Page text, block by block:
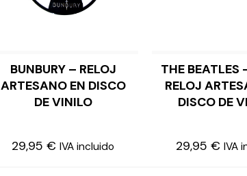
AÑADIR AL CARRITO
BUNBURY – RELOJ
ARTESANO EN DISCO
DE VINILO
29,95 € IVA incluido
AÑADIR AL
THE BEATLES
RELOJ
DISCO DE
29,95 € IVA